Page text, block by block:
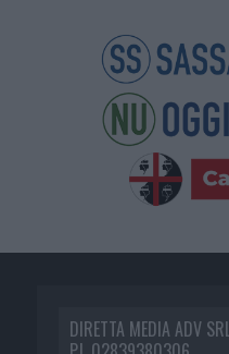
DIRETTA MEDIA ADV SRL